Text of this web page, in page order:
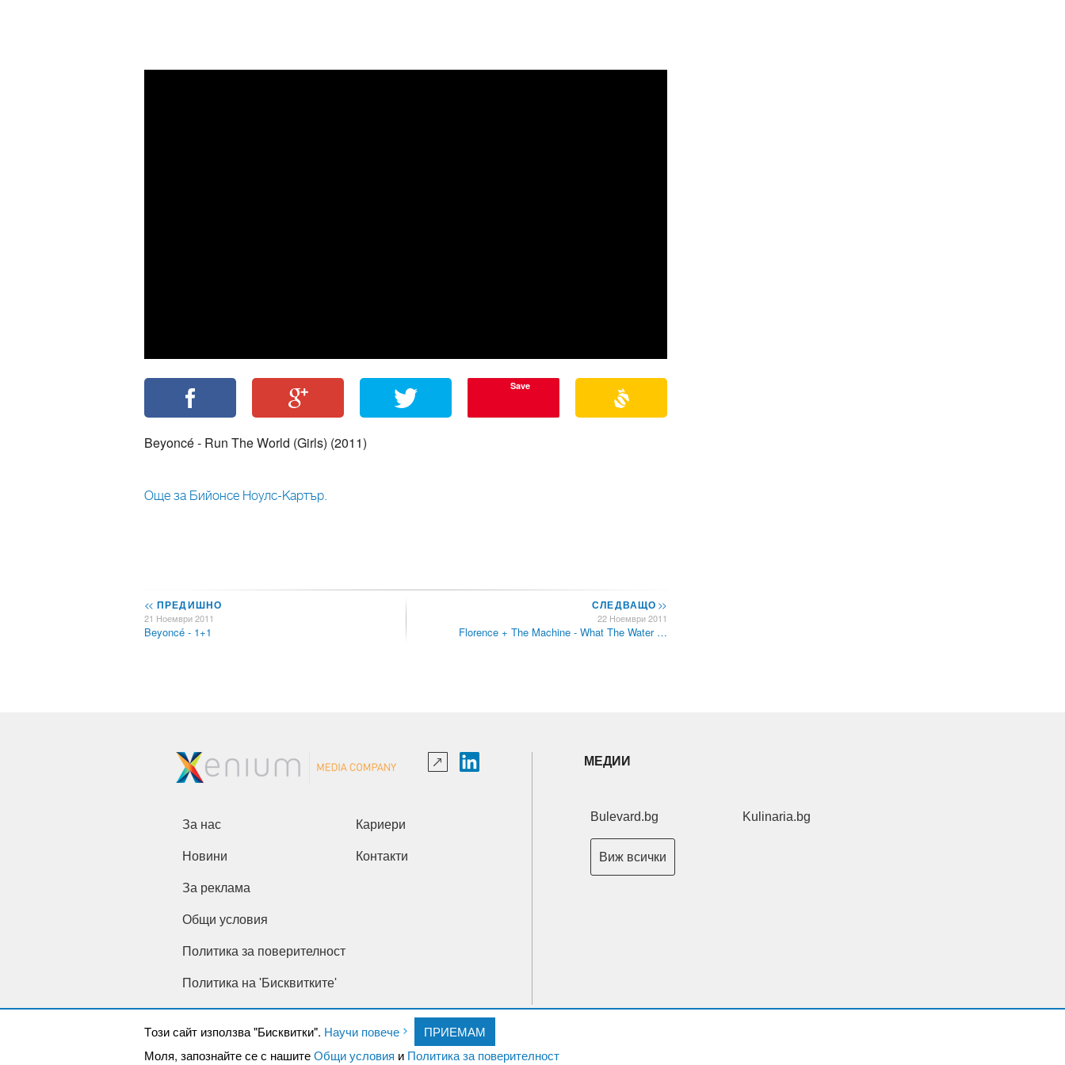
Save
Beyoncé - Run The World (Girls) (2011)
Още за Бийонсе Ноулс-Картър.
<< ПРЕДИШНО
21 Ноември 2011
Beyoncé - 1+1
СЛЕДВАЩО>>
22 Ноември 2011
Florence + The Machine - What The Water …
Tози сайт използва "Бисквитки". Научи повече
ПРИЕМАМ
Моля, запознайте се с нашитеОбщи условия и Политика за поверителност
За нас Кариери
Новини Контакти
За реклама
Общи условия
Политика за поверителност
Политика на 'Бисквитките'
МЕДИИ
Bulevard.bg Kulinaria.bg
Виж всички
Copyright © 2026 Ксениум ООД. Всички права запазени.
XeniumCompany.com